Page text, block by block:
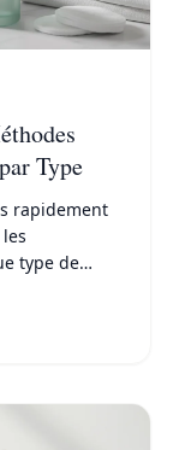
Type
rapidement
type de